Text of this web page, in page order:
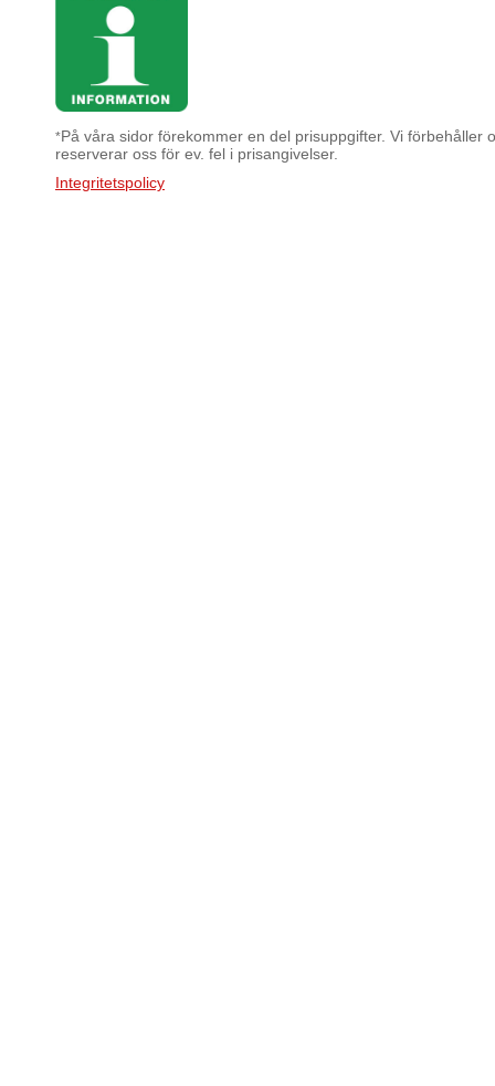
*På våra sidor förekommer en del prisuppgifter. Vi förbehåller
reserverar oss för ev. fel i prisangivelser.
Integritetspolicy